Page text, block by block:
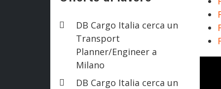
DB Cargo Italia cerca un
Transport
Planner/Engineer a
Milano
DB Cargo Italia cerca un